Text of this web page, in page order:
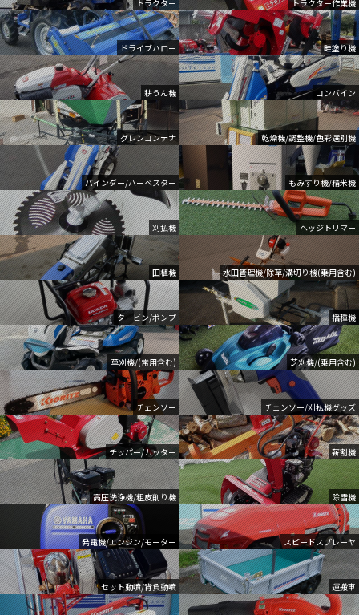
トラクター トラクター作業機
ドライブハロー 畦塗り機
耕うん機 コンバイン
グレンコンテナ 乾燥機/調整機/色彩選別機
バインダー/ハーベスター もみすり機/精米機
刈払機 ヘッジトリマー
田植機 水田管理機/除草/溝切り機(乗用含む)
タービン/ポンプ 播種機
草刈機/(常用含む) 芝刈機/(乗用含む)
チェンソー チェンソー/刈払機グッズ
チッパー/カッター 薪割機
高圧洗浄機/粗皮削り機 除雪機
発電機/エンジン/モーター スピードスプレーヤ
セット動噴/背負動噴 運搬車